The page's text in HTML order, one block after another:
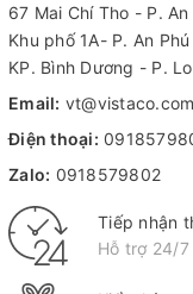
67 Mai Chí Tho - P.
Khu phố 1A- P. An
KP. Bình Dương - P.
Email:
Điện thoại:
Zalo: 0918579802
Tiếp nhận
Hỗ trợ 24/7